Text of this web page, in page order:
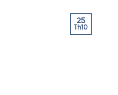
25
Th10